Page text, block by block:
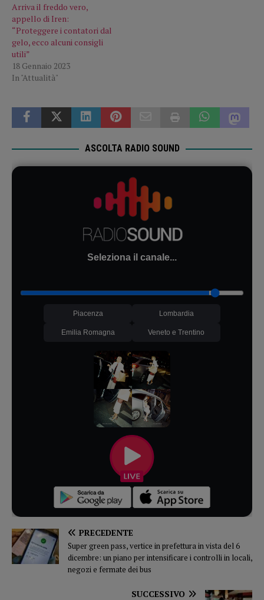
Arriva il freddo vero,
appello di Iren:
“Proteggere i contatori dal
gelo, ecco alcuni consigli
utili”
18 Gennaio 2023
In "Attualità"
ASCOLTA RADIO SOUND
Seleziona il canale...
Piacenza Lombardia
Emilia Romagna Veneto e Trentino
PRECEDENTE
Super green pass, vertice in prefettura in vista del 6
dicembre: un piano per intensificare i controlli in locali,
negozi e fermate dei bus
SUCCESSIVO